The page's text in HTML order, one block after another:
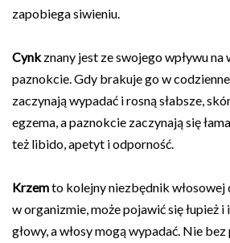
zapobiega siwieniu.
Cynkznany jest ze swojego wpływu na
paznokcie. Gdy brakuje go w
zaczynają wypadać i rosną słabsze,
egzema, a paznokcie zaczynają się
też libido, apetyt i odporność.
Krzemto kolejny niezbędnik
w organizmie, może pojawić się łupież
głowy, awłosy mogą wypadać. Nie